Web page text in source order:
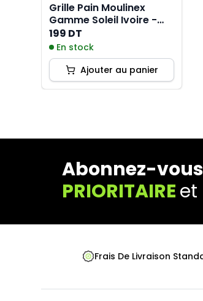
Grille Pain Moulinex
Gamme Soleil Ivoire -
Blanc
199 DT
En stock
Ajouter au panier
Abonnez-vous
PRIORITAIREet
Frais De Livraison